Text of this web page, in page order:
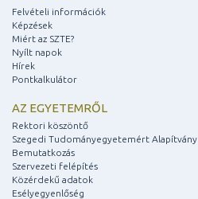
Felvételi információk
Képzések
Miért az SZTE?
Nyílt napok
Hírek
Pontkalkulátor
AZ EGYETEMRŐL
Rektori köszöntő
Szegedi Tudományegyetemért Alapítvány
Bemutatkozás
Szervezeti felépítés
Közérdekű adatok
Esélyegyenlőség